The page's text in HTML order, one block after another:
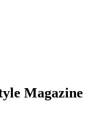
Magazine